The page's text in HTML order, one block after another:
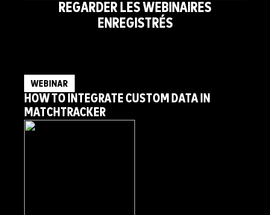
REGARDER LES WEBINAIRES
ENREGISTRÉS
WEBINAR
HOW TO INTEGRATE CUSTOM DATA IN
MATCHTRACKER